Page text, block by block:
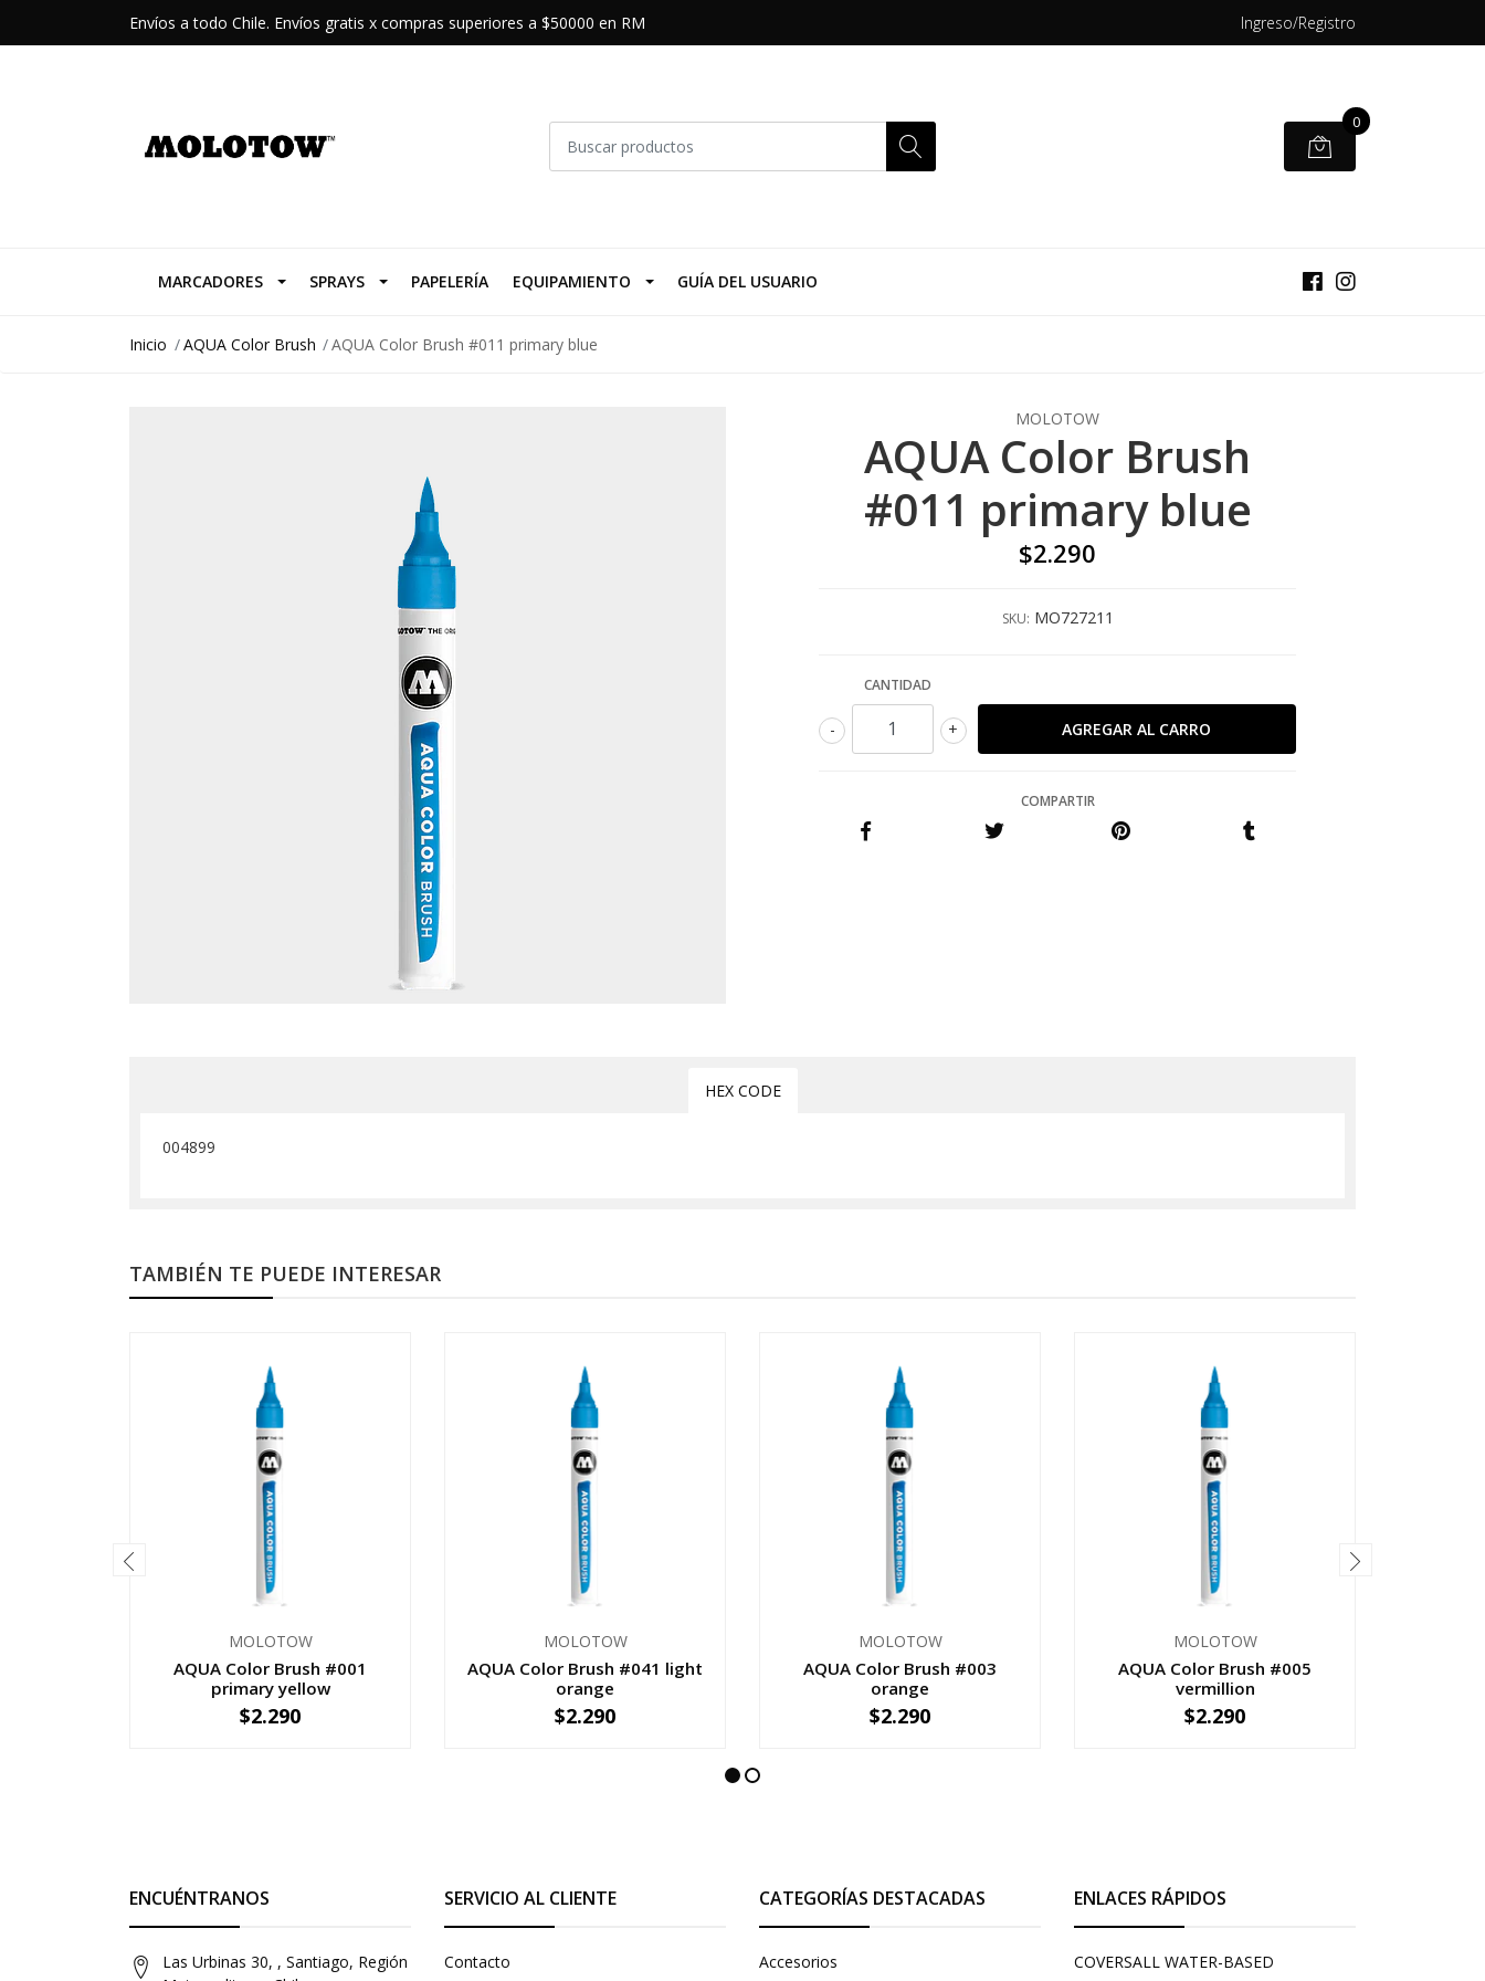
Envíos a todo Chile. Envíos gratis x compras superiores a $50000 en RM Ingreso/Registro
0
MARCADORES SPRAYS PAPELERÍA EQUIPAMIENTO GUÍA DEL USUARIO
Inicio AQUA Color Brush AQUA Color Brush #011 primary blue
MOLOTOW
AQUA Color Brush
#011 primary blue
$2.290
SKU: MO727211
CANTIDAD
+
-
COMPARTIR
HEX CODE
004899
TAMBIÉN TE PUEDE INTERESAR
MOLOTOW
AQUA Color Brush #001
primary yellow
+
$2.290
MOLOTOW
AQUA Color Brush #041 light
orange
+
$2.290
MOLOTOW
AQUA Color Brush #003
orange
+
$2.290
MOLOTOW
AQUA Color Brush #005
vermillion
+
$2.290
ENCUÉNTRANOS
Las Urbinas 30, , Santiago, Región
SERVICIO AL CLIENTE
Contacto
CATEGORÍAS DESTACADAS
Accesorios
ENLACES RÁPIDOS
COVERSALL WATER-BASED